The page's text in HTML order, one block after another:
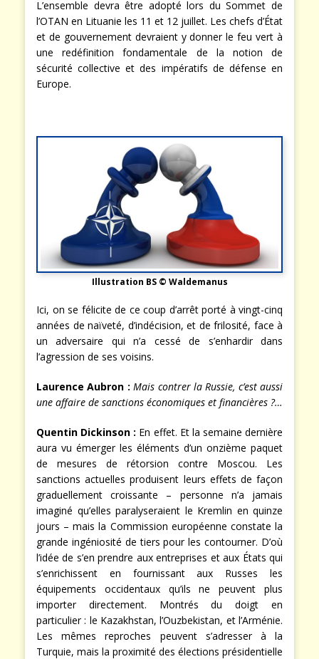
L’ensemble devra être adopté lors du Sommet de
l’OTAN en Lituanie les 11 et 12 juillet. Les chefs d’État
et de gouvernement devraient y donner le feu vert à
une redéfinition fondamentale de la notion de
sécurité collective et des impératifs de défense en
Europe.
Illustration BS © Waldemanus
Ici, on se félicite de ce coup d’arrêt porté à vingt-cinq
années de naïveté, d’indécision, et de frilosité, face à
un adversaire qui n’a cessé de s’enhardir dans
l’agression de ses voisins.
Laurence Aubron : Mais contrer la Russie, c’est aussi
une affaire de sanctions économiques et financières ?…
Quentin Dickinson : En effet. Et la semaine dernière
aura vu émerger les éléments d’un onzième paquet
de mesures de rétorsion contre Moscou. Les
sanctions actuelles produisent leurs effets de façon
graduellement croissante – personne n’a jamais
imaginé qu’elles paralyseraient le Kremlin en quinze
jours – mais la Commission européenne constate la
grande ingéniosité de tiers pour les contourner. D’où
l’idée de s’en prendre aux entreprises et aux États qui
s’enrichissent en fournissant aux Russes les
équipements occidentaux qu’ils ne peuvent plus
importer directement. Montrés du doigt en
particulier : le Kazakhstan, l’Ouzbekistan, et l’Arménie.
Les mêmes reproches peuvent s’adresser à la
Turquie, mais la proximité des élections présidentielle